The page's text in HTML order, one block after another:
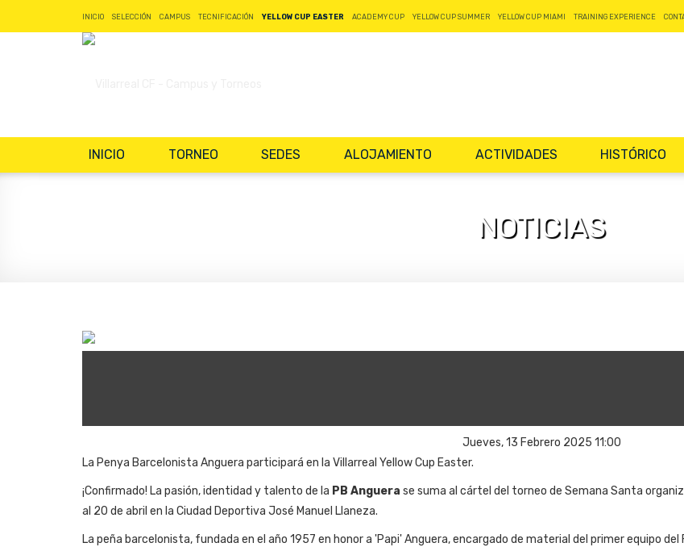
INICIO SELECCIÓN CAMPUS TECNIFICACIÓN YELLOW CUP EASTER ACADEMY CUP YELLOW CUP SUMMER YELLOW CUP MIAMI TRAINING EXPERIENCE
INICIO TORNEO SEDES ALOJAMIENTO ACTIVIDADES HISTÓRICO
NOTICIAS
Jueves, 13 Febrero 2025 11:00
La Penya Barcelonista Anguera participará en la Villarreal Yellow Cup Easter.
¡Confirmado! La pasión, identidad y talento de la PB Anguera se suma al cártel del torneo de Semana Santa
al 20 de abril en la Ciudad Deportiva José Manuel Llaneza.
La peña barcelonista, fundada en el año 1957 en honor a 'Papi' Anguera, encargado de material del primer equipo